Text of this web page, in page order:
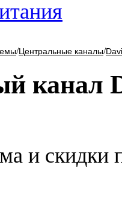
/Центральные каналы/
канал
и скидки